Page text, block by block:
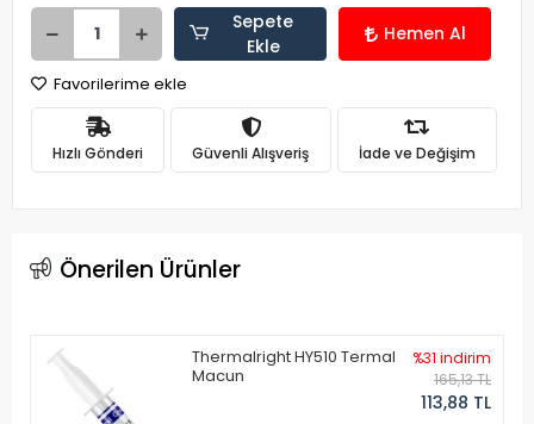
Sepete
Ekle
Hemen Al
Favorilerime ekle
Hızlı Gönderi Güvenli Alışveriş İade ve Değişim
Önerilen Ürünler
Thermalright HY510 Termal
Macun
%31 indirim
165,13 TL
113,88 TL